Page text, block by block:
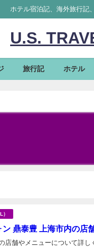
ホテル宿泊記、海外旅行記
U.S.
旅行記 ホテル
鼎泰豊 上海市内の店
店舗やメニューについて詳